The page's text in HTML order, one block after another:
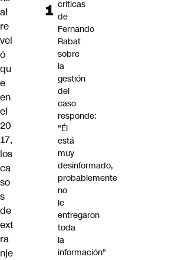
al
re
vel
ó
qu
e
en
el
20
17,
los
ca
so
s
de
ext
ra
nje
críticas
de
Fernando
Rabat
sobre
la
gestión
del
caso
responde:
"Él
está
muy
desinformado,
probablemente
no
le
entregaron
toda
la
información"